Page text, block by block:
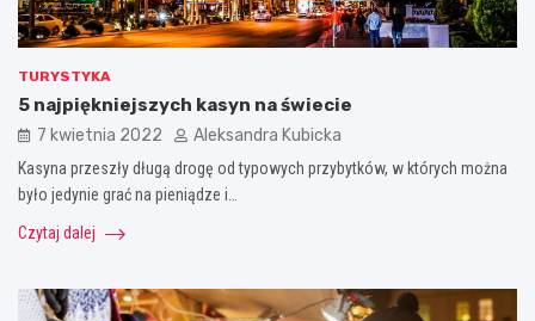
TURYSTYKA
5 najpiękniejszych kasyn na świecie
7 kwietnia 2022 Aleksandra Kubicka
Kasyna przeszły długą drogę od typowych przybytków, w których można
było jedynie grać na pieniądze i…
Czytaj dalej